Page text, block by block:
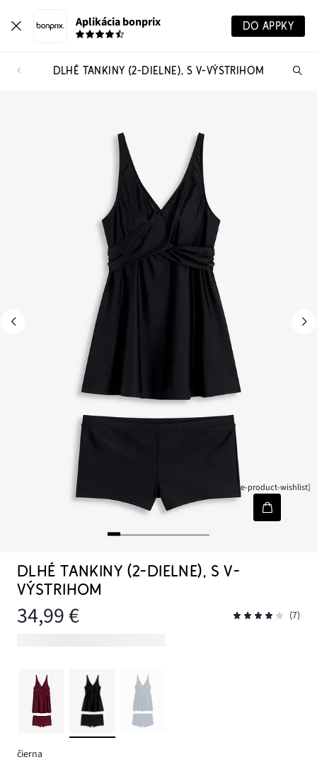
Aplikácia bonprix DO APPKY
DLHÉ TANKINY (2-DIELNE), S V-VÝSTRIHOM
[node-product-wishlist]
DLHÉ TANKINY (2-DIELNE), S V-
VÝSTRIHOM
34,99 € (7)
čierna